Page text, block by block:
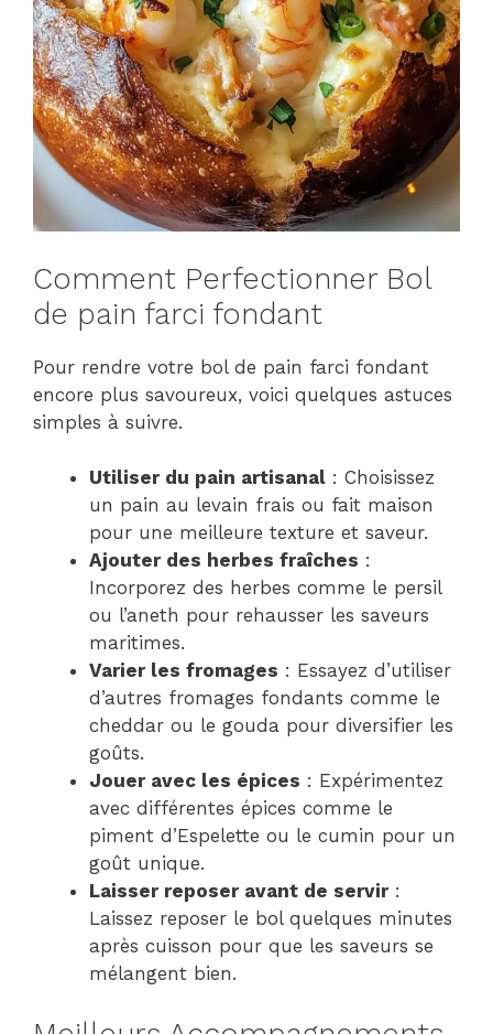
Comment Perfectionner Bol
de pain farci fondant
Pour rendre votre bol de pain farci fondant
encore plus savoureux, voici quelques astuces
simples à suivre.
Utiliser du pain artisanal : Choisissez
un pain au levain frais ou fait maison
pour une meilleure texture et saveur.
Ajouter des herbes fraîches :
Incorporez des herbes comme le persil
ou l’aneth pour rehausser les saveurs
maritimes.
Varier les fromages : Essayez d’utiliser
d’autres fromages fondants comme le
cheddar ou le gouda pour diversifier les
goûts.
Jouer avec les épices : Expérimentez
avec différentes épices comme le
piment d’Espelette ou le cumin pour un
goût unique.
Laisser reposer avant de servir:
Laissez reposer le bol quelques minutes
après cuisson pour que les saveurs se
mélangent bien.